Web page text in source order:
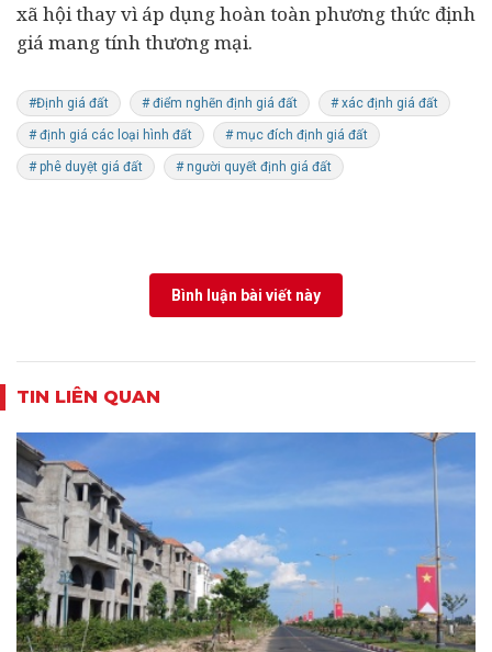
xã hội thay vì áp dụng hoàn toàn phương thức định
giá mang tính thương mại.
#Định giá đất # điểm nghẽn định giá đất # xác định giá đất
# định giá các loại hình đất # mục đích định giá đất
# phê duyệt giá đất # người quyết định giá đất
Bình luận bài viết này
TIN LIÊN QUAN